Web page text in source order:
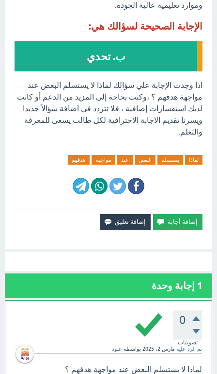
وموارد تعليمية عالية الجودة.
الإجابة الصحيحة لسؤالك هي:
ب. تحدي
اذا وجدت الإجابة علي سؤالك لماذا لا يستسلم البعض عند
مواجهة هدفهم ؟ ،وكنت بحاجة إلى المزيد من الدعم أو كانت
لديك استفسارات إضافية ، فلا تتردد في اضافة سؤالاً جديدا
ويسرنا تقديم الاجابة الاحترافية لكل طالب يسعى للمعرفة
والتعلم.
لماذا يستسلم البعض عند مواجهة هدفهم
1 إجابة وحدة
0
تصويتات
تم الرد عليه مارس 2، 2025 بواسطة عبود
لماذا لا يستسلم البعض عند مواجهة هدفهم ؟